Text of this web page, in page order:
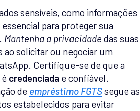
sensíveis, como informações
para proteger sua
Mantenha a privacidade das suas
ao solicitar ou negociar um
Certifique-se de que a
credenciada e confiável.
de empréstimo FGTSsegue as
estabelecidos para evitar